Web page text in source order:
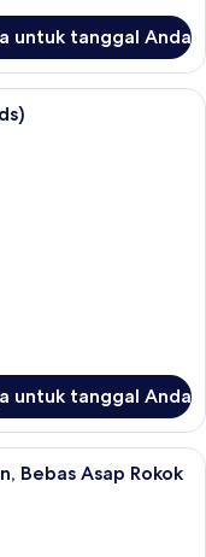
untuk tanggal Anda
meja kerja, tirai kedap
untuk tanggal Anda
meja kerja, tirai kedap
Bebas Asap Rokok